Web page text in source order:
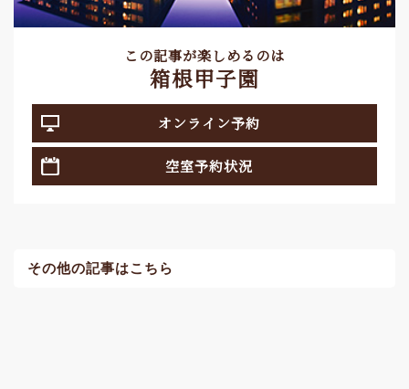
この記事が楽しめるのは
箱根甲子園
オンライン予約
空室予約状況
その他の記事はこちら